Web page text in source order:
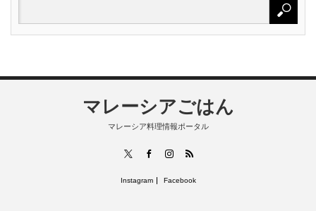
マレーシアごはん
マレーシア料理情報ポータル
FacebookInstagram
RSS
Instagram Facebook